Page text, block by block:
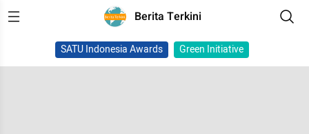
Berita Terkini
SATU Indonesia Awards Green Initiative